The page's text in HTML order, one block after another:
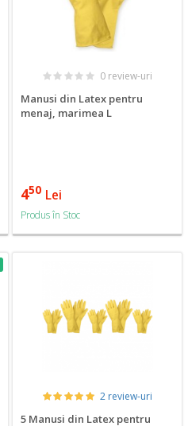
0 review-uri
Manusi din Latex pentru
menaj, marimea L
450 Lei
Produs în Stoc
2 review-uri
5 Manusi din Latex pentru